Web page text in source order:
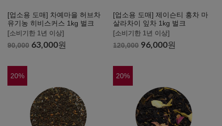
[업소용 도매] 차예마을 허브차
유기농 히비스커스 1kg 벌크
[소비기한 1년 이상]
90,000 63,000원
[업소용 도매] 제이슨티 홍차 마
살라차이 잎차 1kg 벌크
[소비기한 1년 이상]
120,000 96,000원
20% 20%